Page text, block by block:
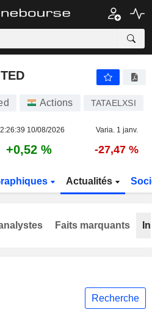
Actions TATAELXSI
10/08/2026 Varia. 1 janv.
+0,52 % -27,47 %
Actualités
Recherche
Faits marquants